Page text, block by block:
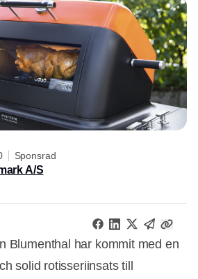
Sponsrad
A/S
Blumenthal har kommit med en
solid rotisseriinsats till